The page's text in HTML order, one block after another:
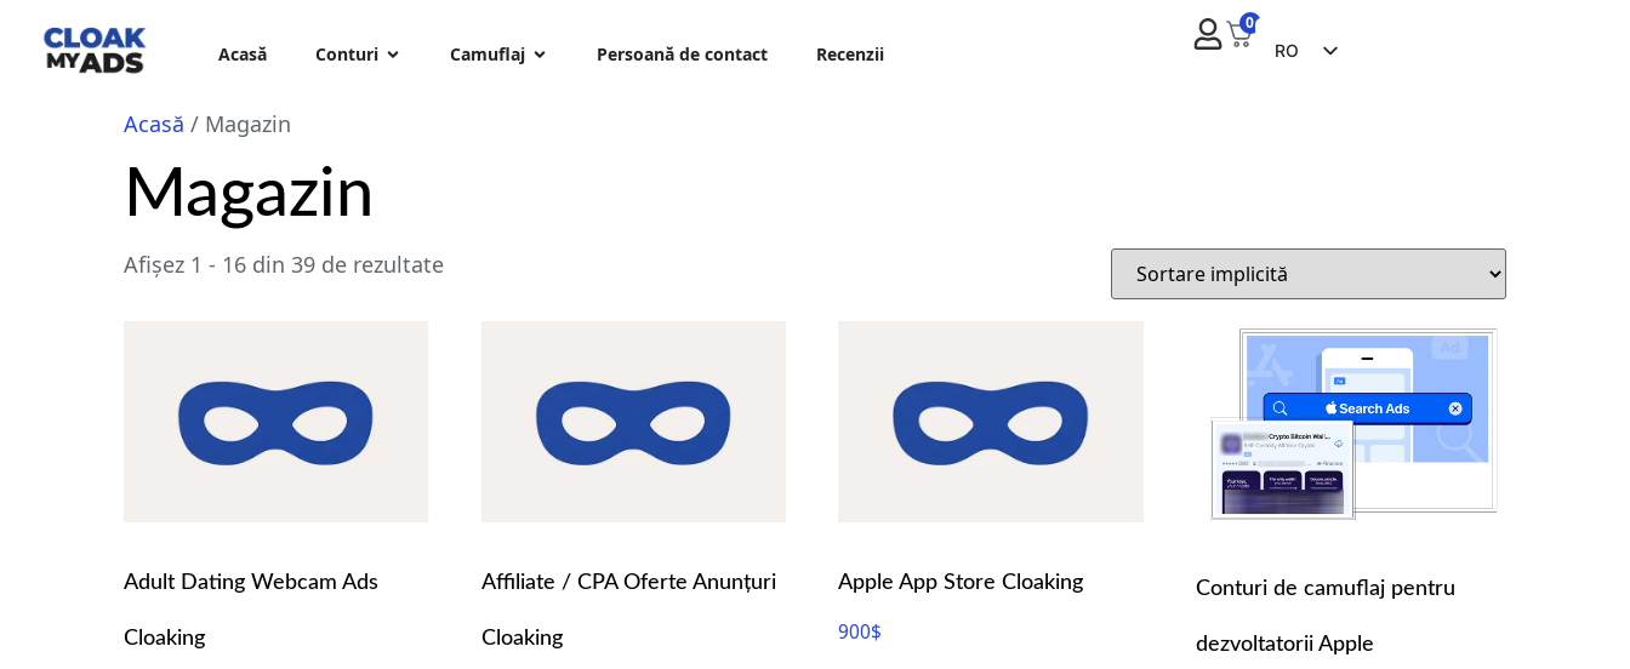
Acasă Conturi Camuflaj Persoană de contact Recenzii
0
RO
NL
DE
CS
BG
EL
TR
Acasă / Magazin
Magazin
Afișez 1 - 16 din 39 de rezultate
Adult Dating Webcam Ads
Cloaking
Affiliate / CPA Oferte Anunțuri
Cloaking
Apple App Store Cloaking
900$
Conturi de camuflaj pentru
dezvoltatorii Apple